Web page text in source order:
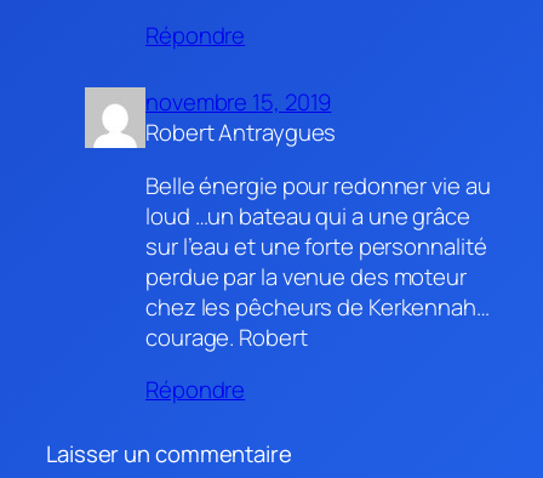
Répondre
novembre 15, 2019
Robert Antraygues
Belle énergie pour redonner vie au
loud …un bateau qui a une grâce
sur l’eau et une forte personnalité
perdue par la venue des moteur
chez les pêcheurs de Kerkennah…
courage. Robert
Répondre
Laisser un commentaire